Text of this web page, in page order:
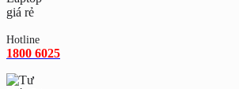
Hotline
1800 6025